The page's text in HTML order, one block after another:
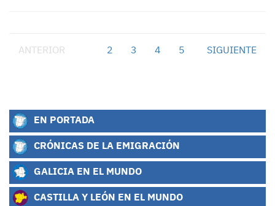
ANTERIOR 2 3 4 5 SIGUIENTE
EN PORTADA
CRÓNICAS DE LA EMIGRACIÓN
GALICIA EN EL MUNDO
CASTILLA Y LEÓN EN EL MUNDO